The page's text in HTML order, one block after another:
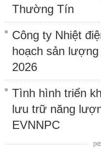
Thường Tín
Công ty Nhiệt
hoạch sản
2026
Tình hình triển
lưu trữ năng
EVNNPC